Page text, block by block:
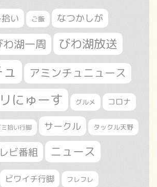
い ご飯 なつかしが
わ湖一周 びわ湖放送
アミンチュニュース
にゅーす グルメ コロナ
ミ拾い行脚 サークル タックル天野
ビ番組 ニュース
ビワイチ行脚 フレフレ